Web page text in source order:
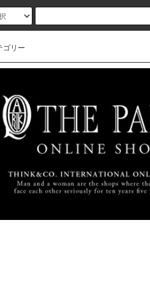
ゴリー